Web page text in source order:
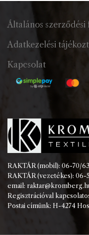
Általános
Adatkezelési
Kapcsolat
RAKTÁR (mobil): 06-70/
RAKTÁR (vezetékes): 06-
email:
Regisztrációval
Postai címünk: H-4274